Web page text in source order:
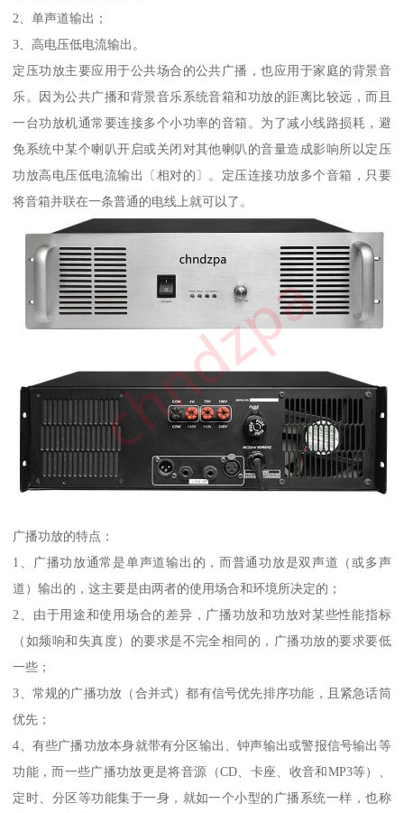
2、单声道输出；
3、高电压低电流输出。
定压功放主要应用于公共场合的公共广播，也应用于家庭的背景音
乐。因为公共广播和背景音乐系统音箱和功放的距离比较远，而且
一台功放机通常要连接多个小功率的音箱。为了减小线路损耗，避
免系统中某个喇叭开启或关闭对其他喇叭的音量造成影响所以定压
功放高电压低电流输出〔相对的〕。定压连接功放多个音箱，只要
将音箱并联在一条普通的电线上就可以了。
广播功放的特点：
1、广播功放通常是单声道输出的，而普通功放是双声道（或多声
道）输出的，这主要是由两者的使用场合和环境所决定的；
2、由于用途和使用场合的差异，广播功放和功放对某些性能指标
（如频响和失真度）的要求是不完全相同的，广播功放的要求要低
一些；
3、常规的广播功放（合并式）都有信号优先排序功能，且紧急话筒
优先；
4、有些广播功放本身就带有分区输出、钟声输出或警报信号输出等
功能，而一些广播功放更是将音源（CD、卡座、收音和MP3等）、
定时、分区等功能集于一身，就如一个小型的广播系统一样，也称